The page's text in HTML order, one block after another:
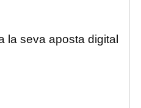
la seva aposta digital